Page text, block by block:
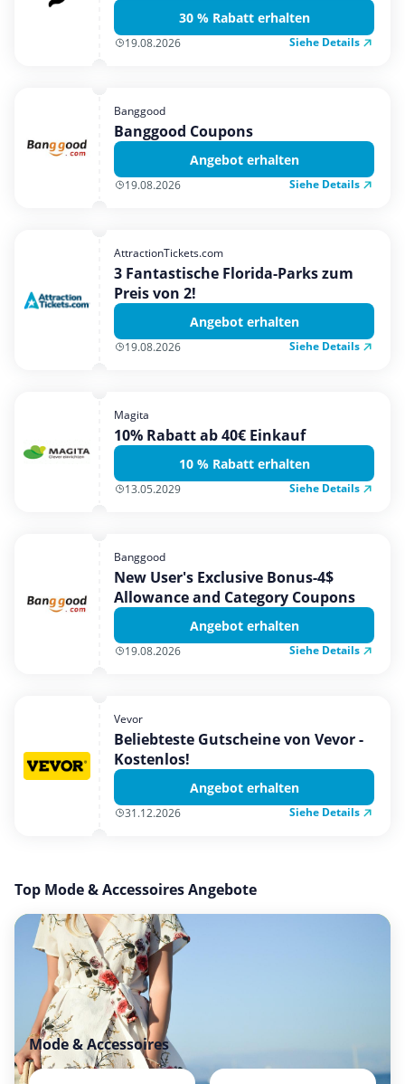
30 % Rabatt erhalten
19.08.2026 Siehe Details
Banggood
Banggood Coupons
Angebot erhalten
19.08.2026 Siehe Details
AttractionTickets.com
3 Fantastische Florida-Parks zum
Preis von 2!
Angebot erhalten
19.08.2026 Siehe Details
Magita
10% Rabatt ab 40€ Einkauf
10 % Rabatt erhalten
13.05.2029 Siehe Details
Banggood
New User's Exclusive Bonus-4$
Allowance and Category Coupons
Angebot erhalten
19.08.2026 Siehe Details
Vevor
Beliebteste Gutscheine von Vevor -
Kostenlos!
Angebot erhalten
31.12.2026 Siehe Details
Top Mode & Accessoires Angebote
Mode & Accessoires